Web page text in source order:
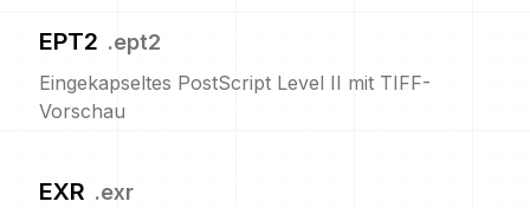
EPT2 .ept2
Eingekapseltes PostScript Level II mit TIFF-
Vorschau
EXR .exr